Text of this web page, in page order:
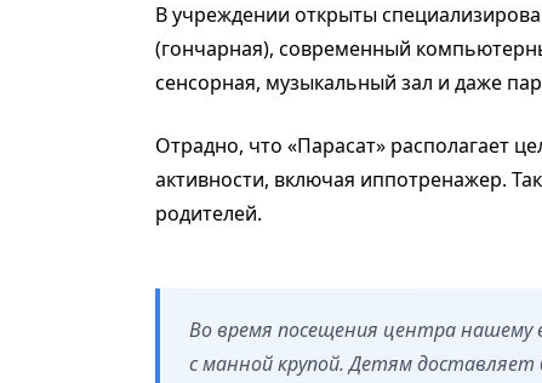
В учреждении открыты
(гончарная), современный
сенсорная, музыкальный зал и даже
Отрадно, что «Парасат» располагает
активности, включая иппотренажер.
родителей.
Во время посещения центра
с манной крупой. Детям